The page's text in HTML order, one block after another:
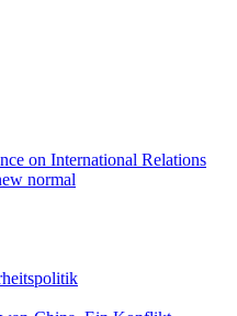
on International Relations
normal